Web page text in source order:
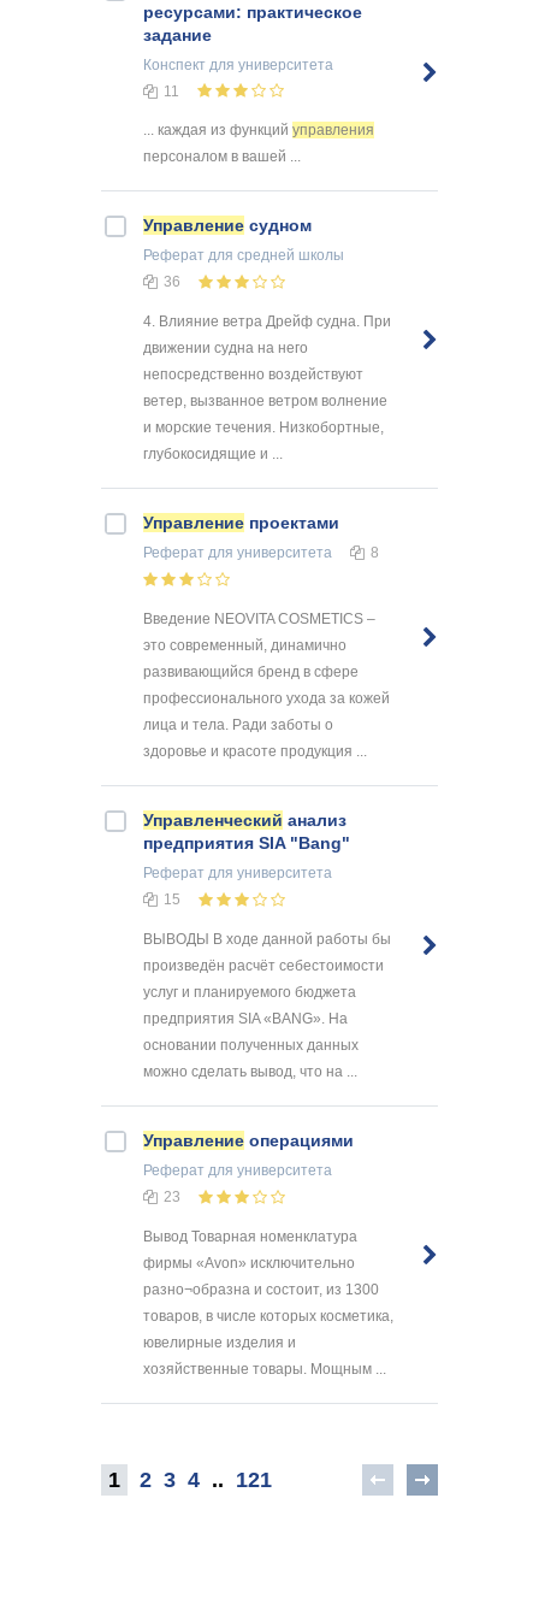
ресурсами: практическое
задание
Конспект для университета
11
... каждая из функций управления
персоналом в вашей ...
Управление судном
Реферат для средней школы
36
4. Влияние ветра Дрейф судна. При
движении судна на него
непосредственно воздействуют
ветер, вызванное ветром волнение
и морские течения. Низкобортные,
глубокосидящие и ...
Управление проектами
Реферат для университета 8
Введение NEOVITA COSMETICS –
это современный, динамично
развивающийся бренд в сфере
профессионального ухода за кожей
лица и тела. Ради заботы о
здоровье и красоте продукция ...
Управленческий анализ
предприятия SIA "Bang"
Реферат для университета
15
ВЫВОДЫ В ходе данной работы бы
произведён расчёт себестоимости
услуг и планируемого бюджета
предприятия SIA «BANG». На
основании полученных данных
можно сделать вывод, что на ...
Управление операциями
Реферат для университета
23
Вывод Товарная номенклатура
фирмы «Avon» исключительно
разно¬образна и состоит, из 1300
товаров, в числе которых косметика,
ювелирные изделия и
хозяйственные товары. Мощным ...
1 2 3 4 .. 121